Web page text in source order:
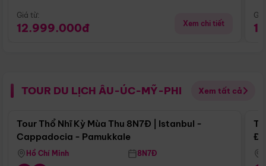
Giá từ:
12.999.000đ Xem chi tiết
TOUR DU LỊCH ÂU-ÚC-MỸ-PHI Xem tất cả
Điểm nổi bật
Tour Thổ Nhĩ Kỳ Mùa Thu 8N7Đ | Istanbul -
Cappadocia - Pamukkale
Hồ Chí Minh 8N7Đ